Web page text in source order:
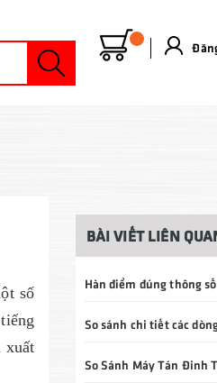
số
xuất
BÀI VIẾT LIÊN